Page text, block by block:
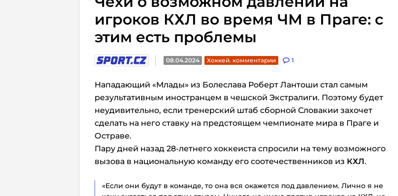
игроков КХЛ во время ЧМ в Праге: с
этим есть проблемы
08.04.2024 Хоккей. комментарии 1
Нападающий «Млады» из Болеслава Роберт Лантоши стал самым
результативным иностранцем в чешской Экстралиги. Поэтому будет
неудивительно, если тренерский штаб сборной Словакии захочет
сделать на него ставку на предстоящем чемпионате мира в Праге и
Остраве.
Пару дней назад 28-летнего хоккеиста спросили на тему возможного
вызова в национальную команду его соотечественников из КХЛ.
«Если они будут в команде, то она вся окажется под давлением. Лично я не